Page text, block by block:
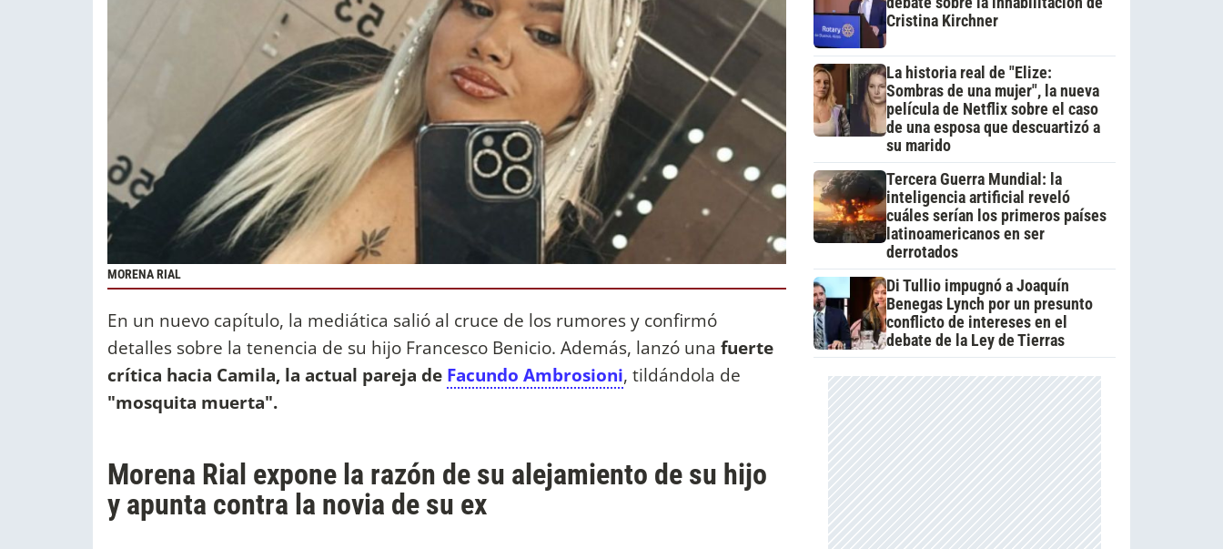
MORENA RIAL
En un nuevo capítulo, la mediática salió al cruce de los rumores y confirmó
detalles sobre la tenencia de su hijo Francesco Benicio. Además, lanzó una fuerte
crítica hacia Camila, la actual pareja de Facundo Ambrosioni, tildándola de
"mosquita muerta".
Morena Rial expone la razón de su alejamiento de su hijo
y apunta contra la novia de su ex
Cristina Kirchner
La historia real de "Elize:
Sombras de una mujer", la nueva
película de Netflix sobre el caso
de una esposa que descuartizó a
su marido
Tercera Guerra Mundial: la
inteligencia artificial reveló
cuáles serían los primeros países
latinoamericanos en ser
derrotados
Di Tullio impugnó a Joaquín
Benegas Lynch por un presunto
conflicto de intereses en el
debate de la Ley de Tierras